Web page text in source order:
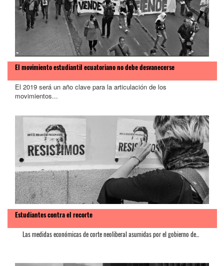
El movimiento estudiantil ecuatoriano no debe desvanecerse
El 2019 será un año clave para la articulación de los
movimientos...
Estudiantes contra el recorte
Las medidas económicas de corte neoliberal asumidas por el gobierno de...